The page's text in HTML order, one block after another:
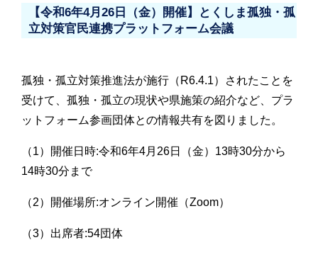
【令和6年4月26日（金）開催】とくしま孤独・孤
立対策官民連携プラットフォーム会議
孤独・孤立対策推進法が施行（R6.4.1）されたことを
受けて、孤独・孤立の現状や県施策の紹介など、プラ
ットフォーム参画団体との情報共有を図りました。
（1）開催日時:令和6年4月26日（金）13時30分から
14時30分まで
（2）開催場所:オンライン開催（Zoom）
（3）出席者:54団体